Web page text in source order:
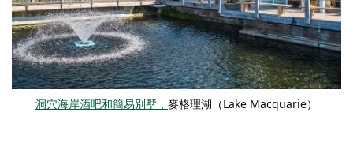
洞穴海岸酒吧和簡易別墅， 麥格理湖（Lake Macquarie）